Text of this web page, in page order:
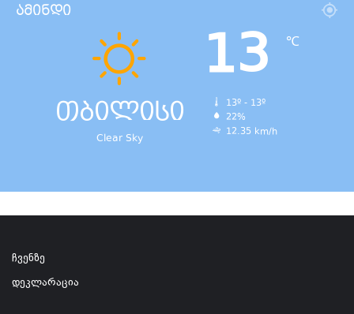
ამინდი
თბილისი
Clear Sky
13 ℃
13º - 13º
22%
12.35 km/h
ჩვენზე
დეკლარაცია